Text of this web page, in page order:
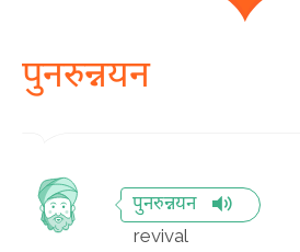
पुनरुन्नयन
पुनरुन्नयन
revival